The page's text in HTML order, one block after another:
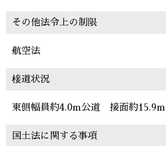
その他法令上の制限
航空法
椄道状況
東側幅員約4.0m公道 接面約15.9m
国土法に関する事項